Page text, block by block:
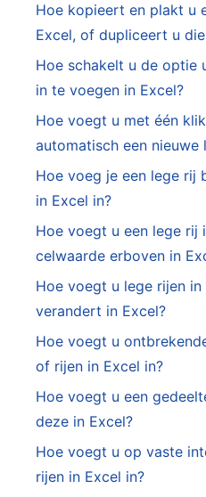
Hoe kopieert en plakt u
Excel, of dupliceert u
Hoe schakelt u de optie
in te voegen in Excel?
Hoe voegt u met één
automatisch een nieuwe
Hoe voeg je een lege rij
in Excel in?
Hoe voegt u een lege rij
celwaarde erboven in
Hoe voegt u lege rijen
verandert in Excel?
Hoe voegt u
of rijen in Excel in?
Hoe voegt u een
deze in Excel?
Hoe voegt u op vaste
rijen in Excel in?